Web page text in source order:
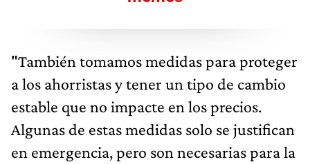
"También tomamos medidas para proteger
a los ahorristas y tener un tipo de cambio
estable que no impacte en los precios.
Algunas de estas medidas solo se justifican
en emergencia, pero son necesarias para la